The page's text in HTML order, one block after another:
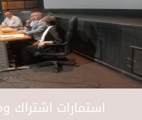
استمارات اشتراك